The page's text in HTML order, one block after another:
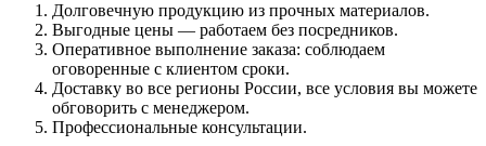
Долговечную продукцию из прочных материалов.
Выгодные цены — работаем без посредников.
Оперативное выполнение заказа: соблюдаем
оговоренные с клиентом сроки.
Доставку во все регионы России, все условия вы можете
обговорить с менеджером.
Профессиональные консультации.